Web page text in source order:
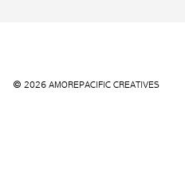
© 2026 AMOREPACIFIC CREATIVES